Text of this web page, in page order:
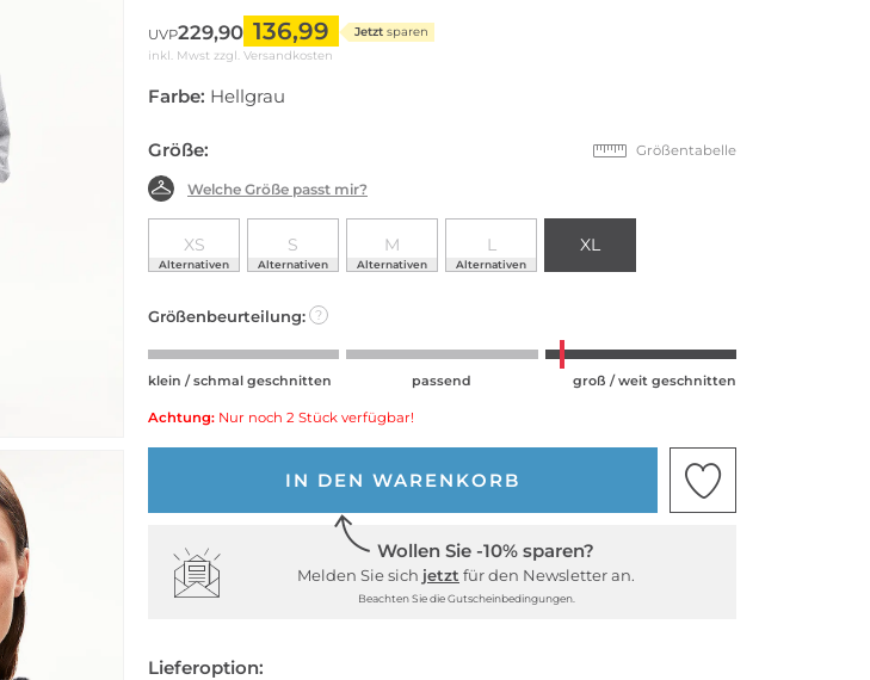
UVP229,90 136,99 Jetzt sparen
inkl. Mwst zzgl. Versandkosten
Farbe: Hellgrau
Größe: Größentabelle
Welche Größe passt mir?
XS
Alternativen
S
Alternativen
M
Alternativen
L
Alternativen
XL
Größenbeurteilung: ?
klein / schmal geschnitten passend groß / weit geschnitten
Achtung: Nur noch 2 Stück verfügbar!
IN DEN WARENKORB
Wollen Sie -10% sparen?
Melden Sie sich jetzt für den Newsletter an.
Beachten Sie die Gutscheinbedingungen.
Lieferoption: